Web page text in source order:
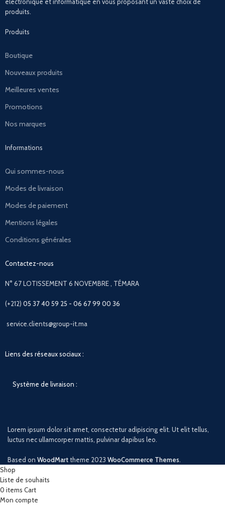
produits.
Produits
Boutique
Nouveaux produits
Meilleures ventes
Promotions
Nos marques
Informations
Qui sommes-nous
Modes de livraison
Modes de paiement
Mentions légales
Conditions générales
Contactez-nous
N° 67 LOTISSEMENT 6 NOVEMBRE , TÉMARA
(+212)05 37 40 59 25 - 06 67 99 00 36
service.clients@group-it.ma
Liens des réseaux sociaux :
Système de livraison :
Lorem ipsum dolor sit amet, consectetur adipiscing elit. Ut elit tellus,
luctus nec ullamcorper mattis, pulvinar dapibus leo.
Based on WoodMarttheme 2023 WooCommerce Themes.
Shop
Liste de souhaits
0 items Cart
Mon compte